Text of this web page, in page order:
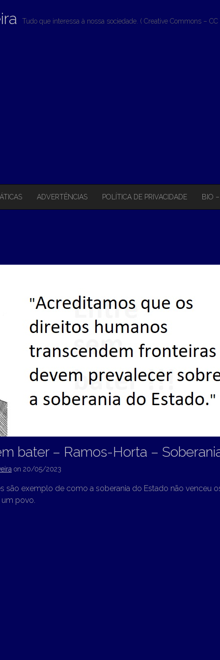
Tudo que interessa à nossa sociedade. ( Creative Commons – CC
ADVERTÊNCIAS POLÍTICA DE PRIVACIDADE BIO
bater – Ramos-Horta –
on 20/05/2023
são exemplo de como a soberania do Estado não venceu
um povo.